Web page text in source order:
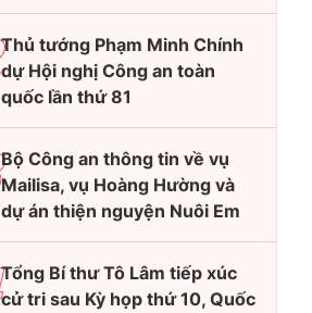
Thủ tướng Phạm Minh Chính
dự Hội nghị Công an toàn
quốc lần thứ 81
Bộ Công an thông tin về vụ
Mailisa, vụ Hoàng Hường và
dự án thiện nguyện Nuôi Em
Tổng Bí thư Tô Lâm tiếp xúc
cử tri sau Kỳ họp thứ 10, Quốc